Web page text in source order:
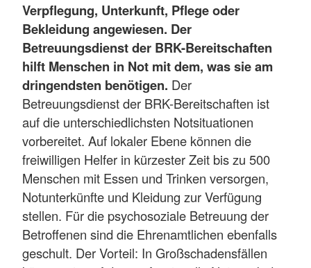
Verpflegung, Unterkunft, Pflege oder
Bekleidung angewiesen. Der
Betreuungsdienst der BRK-Bereitschaften
hilft Menschen in Not mit dem, was sie am
dringendsten benötigen. Der
Betreuungsdienst der BRK-Bereitschaften ist
auf die unterschiedlichsten Notsituationen
vorbereitet. Auf lokaler Ebene können die
freiwilligen Helfer in kürzester Zeit bis zu 500
Menschen mit Essen und Trinken versorgen,
Notunterkünfte und Kleidung zur Verfügung
stellen. Für die psychosoziale Betreuung der
Betroffenen sind die Ehrenamtlichen ebenfalls
geschult. Der Vorteil: In Großschadensfällen